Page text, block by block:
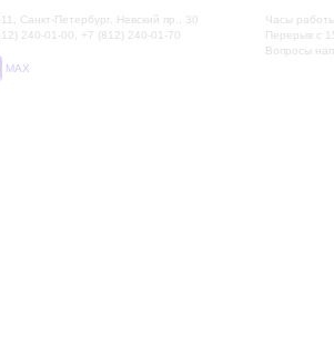
Санкт-Петербург, Невский пр., 30
240-01-00, +7 (812) 240-01-70
MAX
Часы
Перерыв с
Вопросы